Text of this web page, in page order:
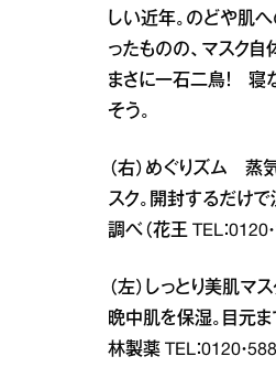
しい近年。のどや肌
ったものの、マスク
まさに一石二鳥！ 寝
そう。
（右）めぐりズム 蒸
スク。開封するだけ
調べ（花王 TEL：0120・
（左）しっとり美肌
晩中肌を保湿。目元ま
林製薬 TEL：0120・